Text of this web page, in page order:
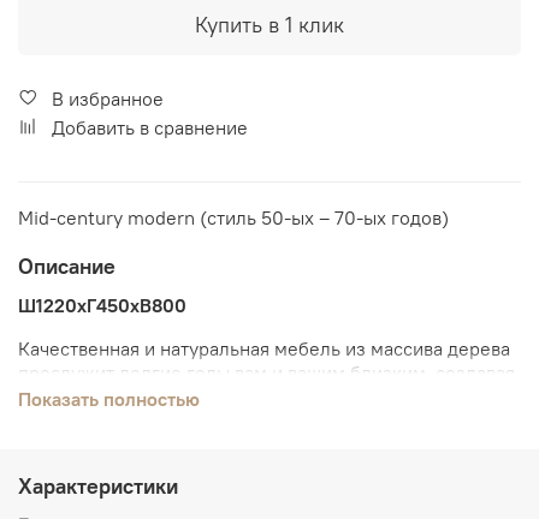
Купить в 1 клик
В избранное
Добавить в сравнение
Mid-century modern (стиль 50-ых – 70-ых годов)
Описание
Ш1220хГ450хВ800
Качественная и натуральная мебель из массива дерева
прослужит долгие годы вам и вашим близким, создавая
уютный интерьер дома, в котором хочется находится
Показать полностью
Характеристики